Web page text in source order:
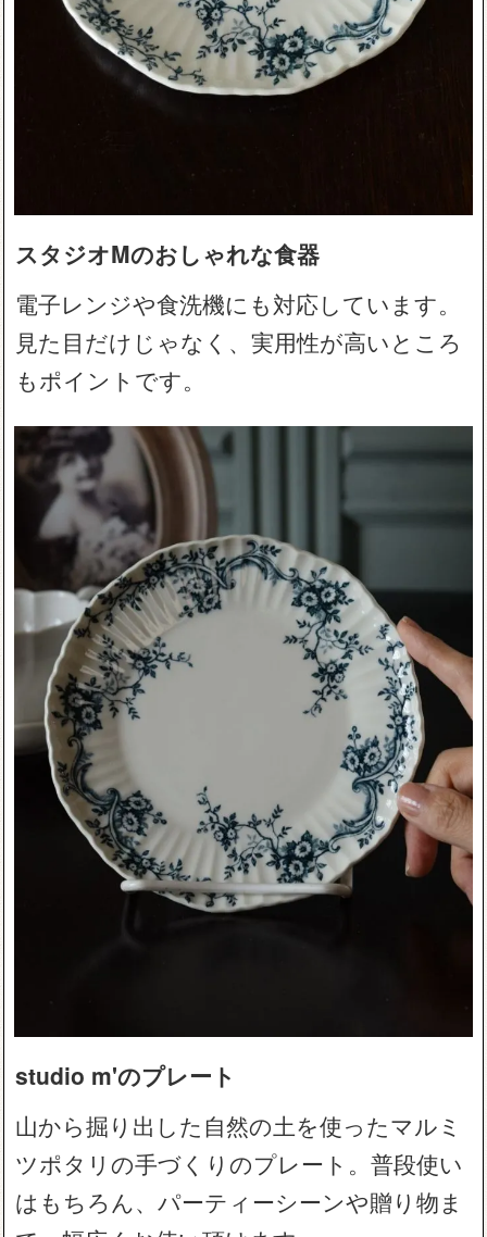
スタジオMのおしゃれな食器
電子レンジや食洗機にも対応しています。
見た目だけじゃなく、実用性が高いところ
もポイントです。
studio m'のプレート
山から掘り出した自然の土を使ったマルミ
ツポタリの手づくりのプレート。普段使い
はもちろん、パーティーシーンや贈り物ま